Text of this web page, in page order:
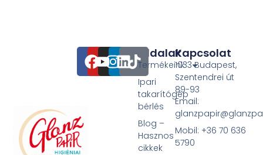
Oldalak
Termékeink
Ipari
takarítógép
bérlés
Blog –
Hasznos
cikkek
Kapcsolat
1033 Budapest,
Szentendrei út
89-93
Email:
Mobil: +36 70 636
5790